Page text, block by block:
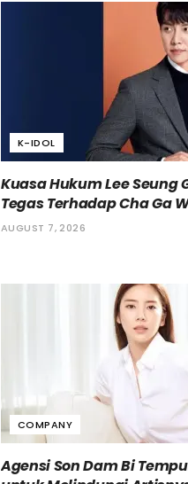
K-IDOL
Kuasa Hukum Lee Seung
Tegas Terhadap Cha Ga
AUGUST 7, 2026
COMPANY
Agensi Son Dam Bi